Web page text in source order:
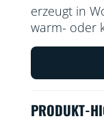
erzeugt in
warm- oder
Leuchte mit
Stimme,
PRODUKT-